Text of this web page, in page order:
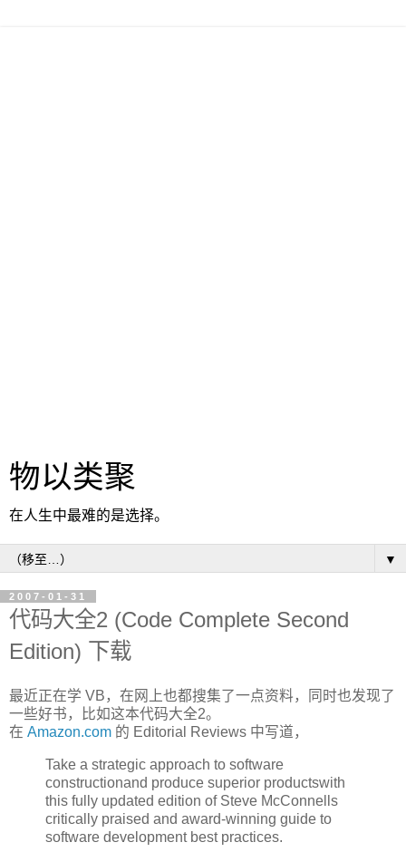
物以类聚
在人生中最难的是选择。
▼
2007-01-31
代码大全2 (Code Complete Second
Edition) 下载
最近正在学 VB，在网上也都搜集了一点资料，同时也发现了
一些好书，比如这本代码大全2。
在 Amazon.com 的 Editorial Reviews 中写道，
Take a strategic approach to software
constructionand produce superior productswith
this fully updated edition of Steve McConnells
critically praised and award-winning guide to
software development best practices.